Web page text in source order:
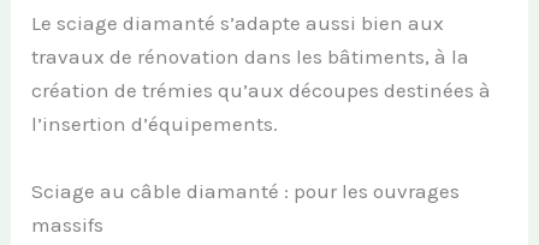
Le sciage diamanté s’adapte aussi bien aux
travaux de rénovation dans les bâtiments, à la
création de trémies qu’aux découpes destinées à
l’insertion d’équipements.
Sciage au câble diamanté : pour les ouvrages
massifs